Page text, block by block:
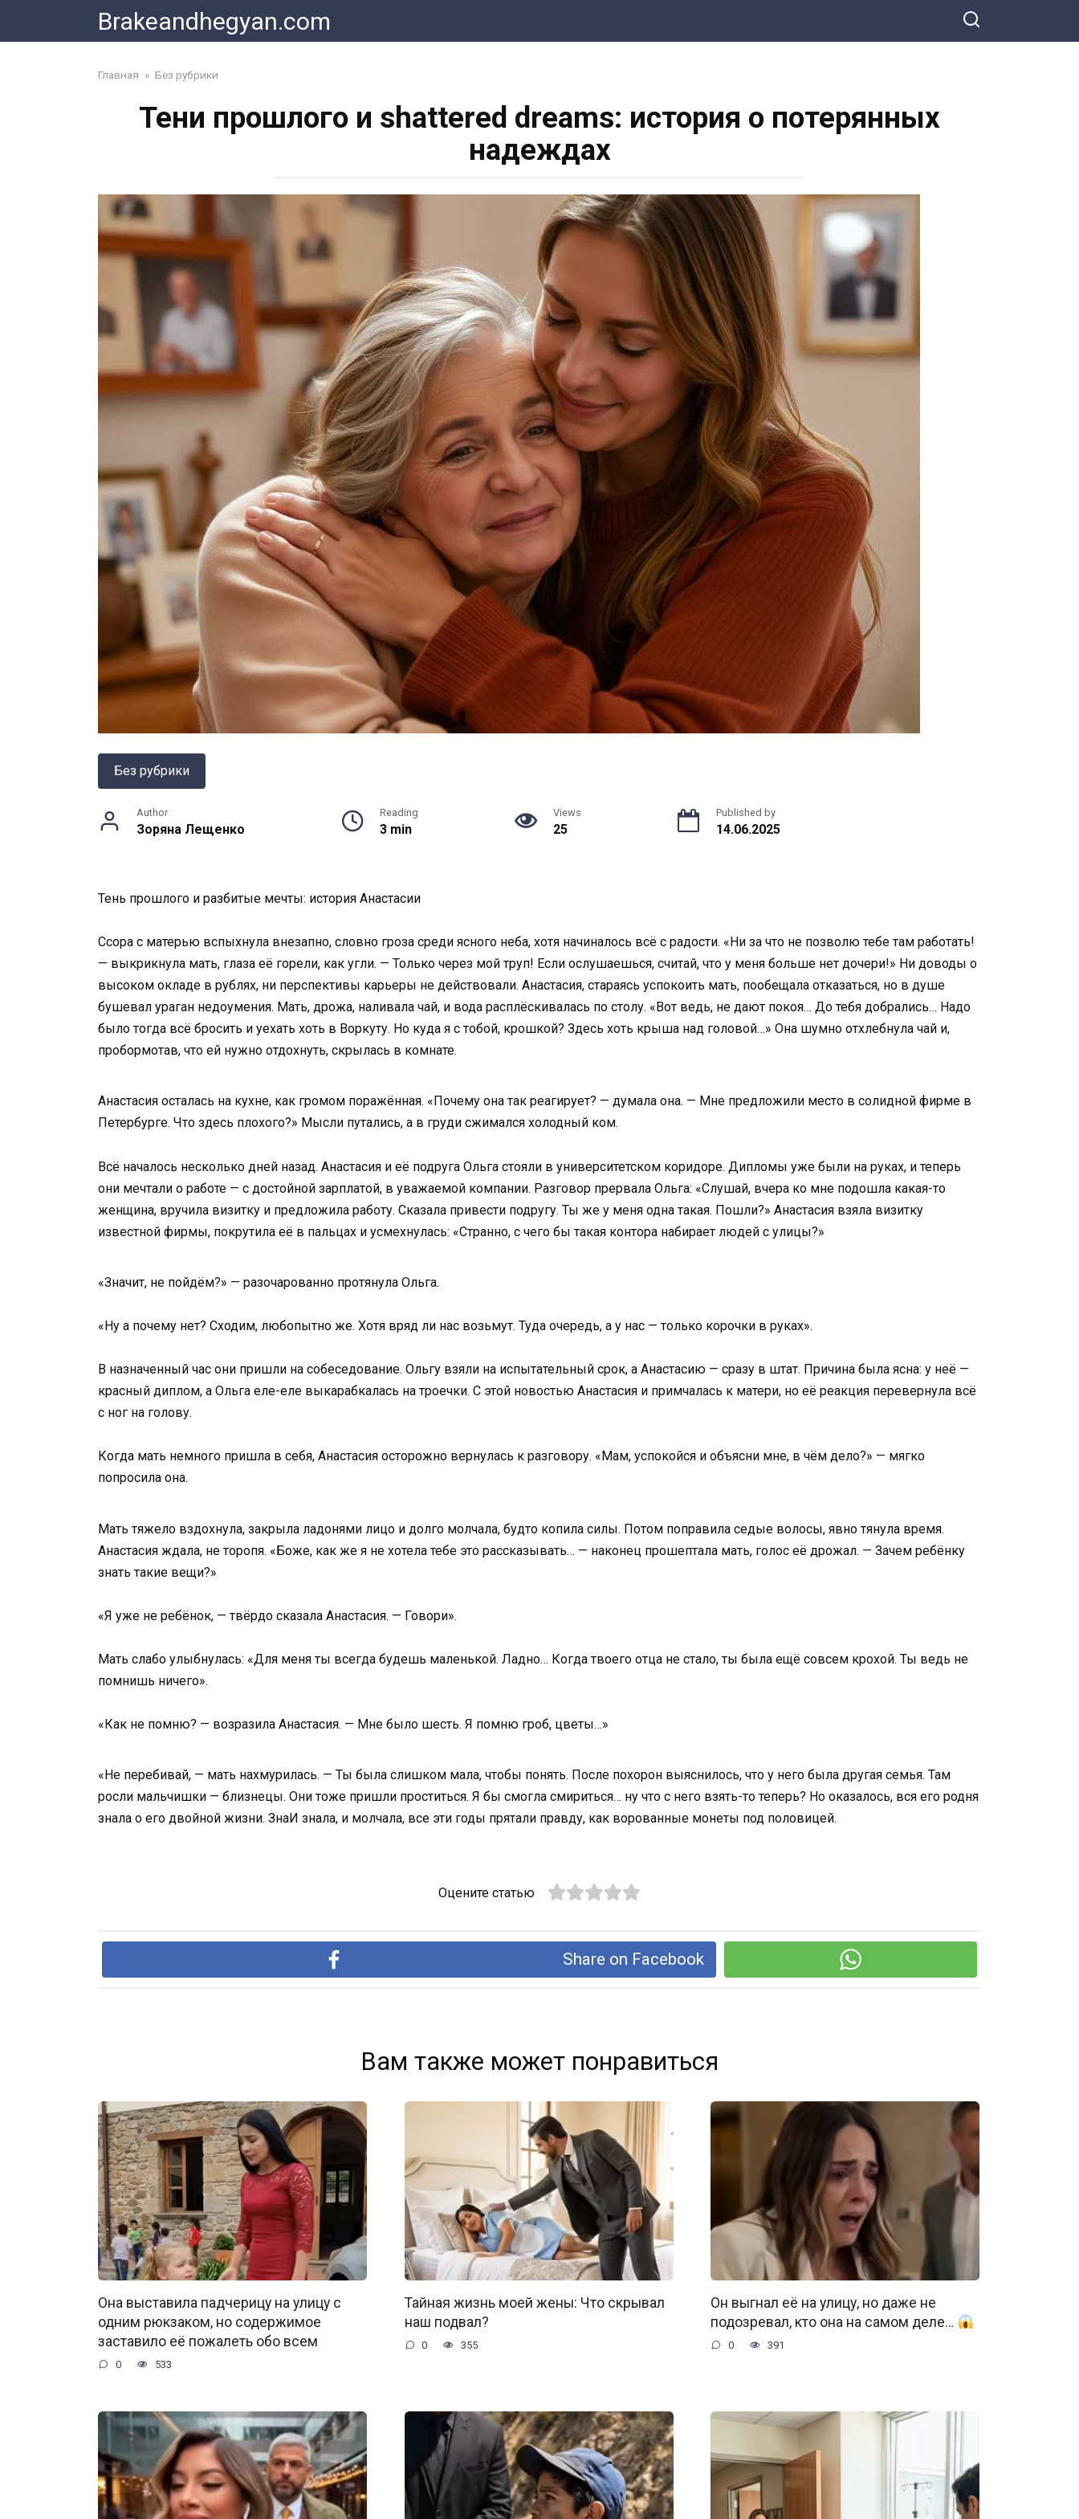
content
Brakeandhegyan.com
Главная » Без рубрики
Тени прошлого и shattered dreams: история о потерянных
надеждах
Без рубрики
Author
Зоряна Лещенко
Reading
3 min
Views
25
Published by
14.06.2025
Тень прошлого и разбитые мечты: история Анастасии
Ссора с матерью вспыхнула внезапно, словно гроза среди ясного неба, хотя начиналось всё с радости. «Ни за что не позволю тебе там работать!
— выкрикнула мать, глаза её горели, как угли. — Только через мой труп! Если ослушаешься, считай, что у меня больше нет дочери!» Ни доводы о
высоком окладе в рублях, ни перспективы карьеры не действовали. Анастасия, стараясь успокоить мать, пообещала отказаться, но в душе
бушевал ураган недоумения. Мать, дрожа, наливала чай, и вода расплёскивалась по столу. «Вот ведь, не дают покоя… До тебя добрались… Надо
было тогда всё бросить и уехать хоть в Воркуту. Но куда я с тобой, крошкой? Здесь хоть крыша над головой…» Она шумно отхлебнула чай и,
пробормотав, что ей нужно отдохнуть, скрылась в комнате.
Анастасия осталась на кухне, как громом поражённая. «Почему она так реагирует? — думала она. — Мне предложили место в солидной фирме в
Петербурге. Что здесь плохого?» Мысли путались, а в груди сжимался холодный ком.
Всё началось несколько дней назад. Анастасия и её подруга Ольга стояли в университетском коридоре. Дипломы уже были на руках, и теперь
они мечтали о работе — с достойной зарплатой, в уважаемой компании. Разговор прервала Ольга: «Слушай, вчера ко мне подошла какая-то
женщина, вручила визитку и предложила работу. Сказала привести подругу. Ты же у меня одна такая. Пошли?» Анастасия взяла визитку
известной фирмы, покрутила её в пальцах и усмехнулась: «Странно, с чего бы такая контора набирает людей с улицы?»
«Значит, не пойдём?» — разочарованно протянула Ольга.
«Ну а почему нет? Сходим, любопытно же. Хотя вряд ли нас возьмут. Туда очередь, а у нас — только корочки в руках».
В назначенный час они пришли на собеседование. Ольгу взяли на испытательный срок, а Анастасию — сразу в штат. Причина была ясна: у неё —
красный диплом, а Ольга еле-еле выкарабкалась на троечки. С этой новостью Анастасия и примчалась к матери, но её реакция перевернула всё
с ног на голову.
Когда мать немного пришла в себя, Анастасия осторожно вернулась к разговору. «Мам, успокойся и объясни мне, в чём дело?» — мягко
попросила она.
Мать тяжело вздохнула, закрыла ладонями лицо и долго молчала, будто копила силы. Потом поправила седые волосы, явно тянула время.
Анастасия ждала, не торопя. «Боже, как же я не хотела тебе это рассказывать… — наконец прошептала мать, голос её дрожал. — Зачем ребёнку
знать такие вещи?»
«Я уже не ребёнок, — твёрдо сказала Анастасия. — Говори».
Мать слабо улыбнулась: «Для меня ты всегда будешь маленькой. Ладно… Когда твоего отца не стало, ты была ещё совсем крохой. Ты ведь не
помнишь ничего».
«Как не помню? — возразила Анастасия. — Мне было шесть. Я помню гроб, цветы…»
«Не перебивай, — мать нахмурилась. — Ты была слишком мала, чтобы понять. После похорон выяснилось, что у него была другая семья. Там
росли мальчишки — близнецы. Они тоже пришли проститься. Я бы смогла смириться… ну что с него взять-то теперь? Но оказалось, вся его родня
знала о его двойной жизни. ЗнаИ знала, и молчала, все эти годы прятали правду, как ворованные монеты под половицей.
Оцените статью
Share on Facebook
Вам также может понравиться
Она выставила падчерицу на улицу с
одним рюкзаком, но содержимое
заставило её пожалеть обо всем
0 533
Тайная жизнь моей жены: Что скрывал
наш подвал?
0 355
Он выгнал её на улицу, но даже не
подозревал, кто она на самом деле…
0 391